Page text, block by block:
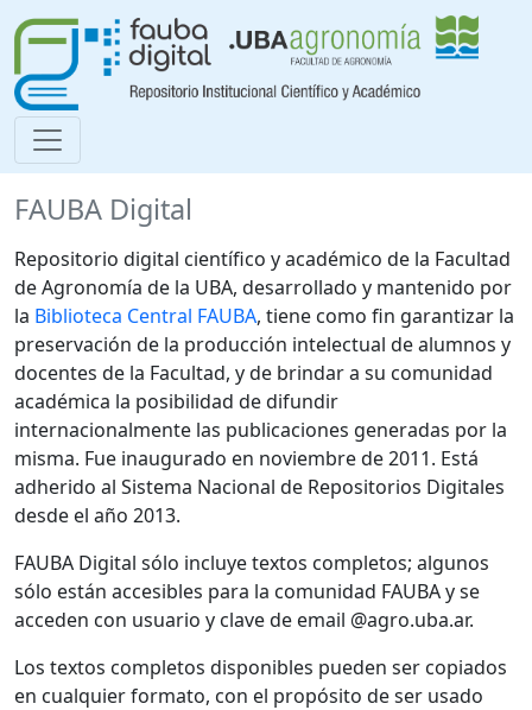
FAUBA Digital
Repositorio digital científico y académico de la Facultad
de Agronomía de la UBA, desarrollado y mantenido por
la Biblioteca Central FAUBA, tiene como fin garantizar la
preservación de la producción intelectual de alumnos y
docentes de la Facultad, y de brindar a su comunidad
académica la posibilidad de difundir
internacionalmente las publicaciones generadas por la
misma. Fue inaugurado en noviembre de 2011. Está
adherido al Sistema Nacional de Repositorios Digitales
desde el año 2013.
FAUBA Digital sólo incluye textos completos; algunos
sólo están accesibles para la comunidad FAUBA y se
acceden con usuario y clave de email @agro.uba.ar.
Los textos completos disponibles pueden ser copiados
en cualquier formato, con el propósito de ser usado